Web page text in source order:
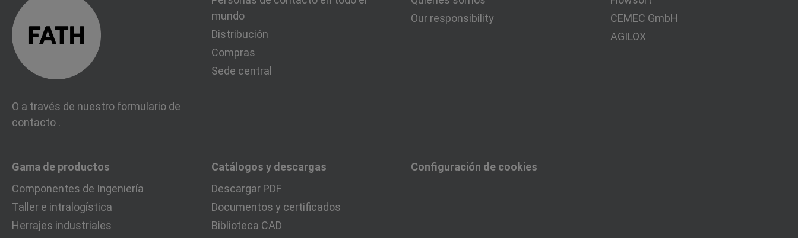
O a través de nuestro formulario de
contacto .
mundo
Distribución
Compras
Sede central
Our responsibility
CEMEC GmbH
AGILOX
Gama de productos
Componentes de Ingeniería
Taller e intralogística
Herrajes industriales
Catálogos y descargas
Descargar PDF
Documentos y certificados
Biblioteca CAD
Configuración de cookies